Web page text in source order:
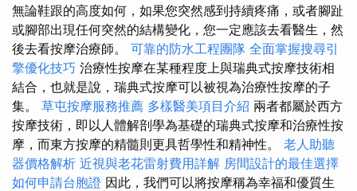
無論鞋跟的高度如何，如果您突然感到持續疼痛，或者腳趾
或腳部出現任何突然的結構變化，您一定應該去看醫生，然
後去看按摩治療師。 可靠的防水工程團隊 全面掌握搜尋引
擎優化技巧 治療性按摩在某種程度上與瑞典式按摩技術相
結合，也就是說，瑞典式按摩可以被視為治療性按摩的子
集。 草屯按摩服務推薦 多樣醫美項目介紹 兩者都屬於西方
按摩技術，即以人體解剖學為基礎的瑞典式按摩和治療性按
摩，而東方按摩的精髓則更具哲學性和精神性。 老人助聽
器價格解析 近視與老花雷射費用詳解 房間設計的最佳選擇
如何申請台胞證 因此，我們可以將按摩稱為幸福和優質生